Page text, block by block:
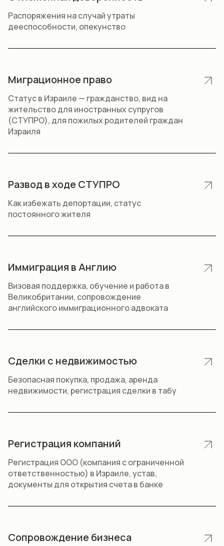
Распоряжения на случай утраты
дееспособности, опекунство
Миграционное право
Статус в Израиле — гражданство, вид на
жительство для иностранных супругов
(СТУПРО), для пожилых родителей граждан
Израиля
Развод в ходе СТУПРО
Как избежать депортации, статус
постоянного жителя
Иммиграция в Англию
Визовая поддержка, обучение и работа в
Великобритании, сопровождение
английского иммиграционного адвоката
Сделки с недвижимостью
Безопасная покупка, продажа, аренда
недвижимости, регистрация сделки в табу
Регистрация компаний
Регистрация ООО (компания с ограниченной
ответственностью) в Израиле, устав,
документы для открытия счета в банке
Сопровождение бизнеса